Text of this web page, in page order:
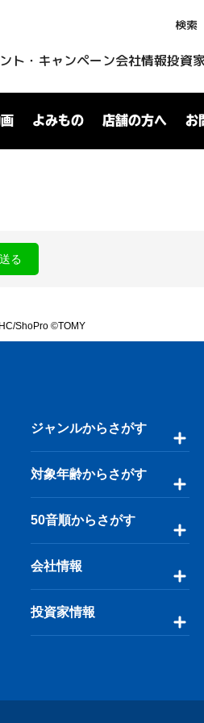
検索
ト・キャンペーン会社情報投資
よみもの 店舗の方へ お
る
ShoPro ©TOMY
ジャンルからさがす
対象年齢からさがす
50音順からさがす
会社情報
投資家情報